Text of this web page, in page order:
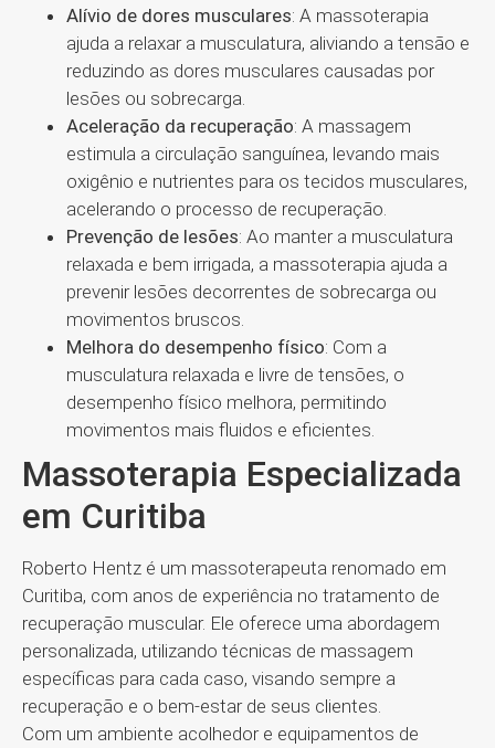
Alívio de dores musculares: A massoterapia
ajuda a relaxar a musculatura, aliviando a tensão e
reduzindo as dores musculares causadas por
lesões ou sobrecarga.
Aceleração da recuperação: A massagem
estimula a circulação sanguínea, levando mais
oxigênio e nutrientes para os tecidos musculares,
acelerando o processo de recuperação.
Prevenção de lesões: Ao manter a musculatura
relaxada e bem irrigada, a massoterapia ajuda a
prevenir lesões decorrentes de sobrecarga ou
movimentos bruscos.
Melhora do desempenho físico: Com a
musculatura relaxada e livre de tensões, o
desempenho físico melhora, permitindo
movimentos mais fluidos e eficientes.
Massoterapia Especializada
em Curitiba
Roberto Hentz é um massoterapeuta renomado em
Curitiba, com anos de experiência no tratamento de
recuperação muscular. Ele oferece uma abordagem
personalizada, utilizando técnicas de massagem
específicas para cada caso, visando sempre a
recuperação e o bem-estar de seus clientes.
Com um ambiente acolhedor e equipamentos de